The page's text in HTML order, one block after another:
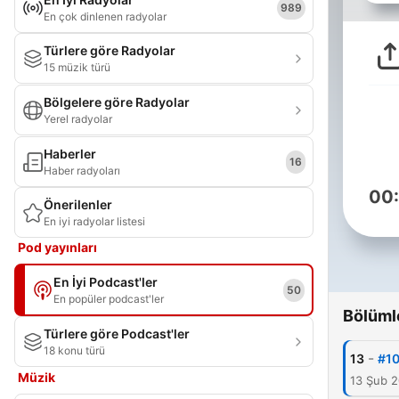
En çok dinlenen radyolar
989
Türlere göre Radyolar
15 müzik türü
Bölgelere göre Radyolar
Yerel radyolar
Haberler
Haber radyoları
16
Önerilenler
En iyi radyolar listesi
Pod yayınları
En İyi Podcast'ler
En popüler podcast'ler
50
Türlere göre Podcast'ler
18 konu türü
Müzik
13 -
13 Şub